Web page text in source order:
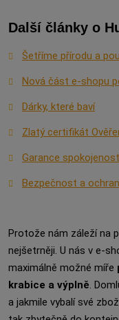
Další články o
Šetříme přírodu a
Nová část e-shopu
Dárky, které baví
Zlatý certifikát
Garance
Bezpečnost a
Protože nám záleží na
nejšetrněji. U nás v e-
maximálně možné míře
krabice a výplně.
a jakmile vybalí své